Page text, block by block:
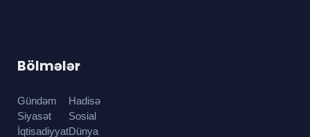
Bölmələr
Gündəm
Siyasət
İqtisadiyyat
Hadisə
Sosial
Dünya